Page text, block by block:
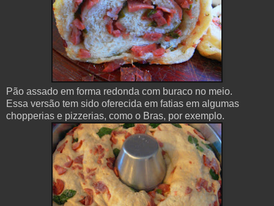
Pão assado em forma redonda com buraco no meio.
Essa versão tem sido oferecida em fatias em algumas
chopperias e pizzerias, como o Bras, por exemplo.